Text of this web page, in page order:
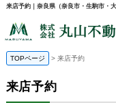
TOPページ 来店予約
来店予約